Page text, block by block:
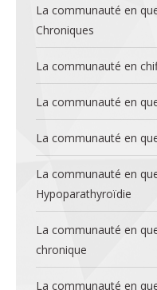
La communauté en
Chroniques
La communauté en
La communauté en
La communauté en
La communauté en
Hypoparathyroïdie
La communauté en
chronique
La communauté en